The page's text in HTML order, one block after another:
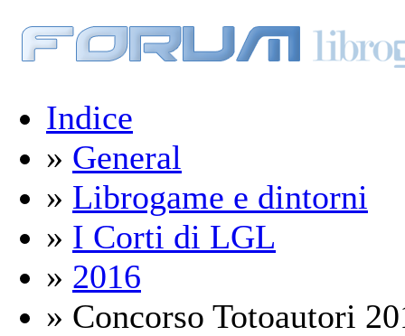
Indice
» General
» Librogame e dintorni
» I Corti di LGL
» 2016
» Concorso Totoautori